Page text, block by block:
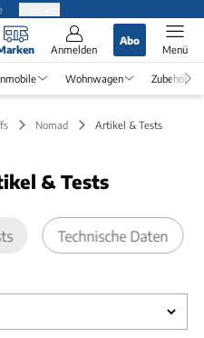
Anmelden
Abo
Menü
Wohnwagen Zubehör
Nomad Artikel & Tests
& Tests
Technische Daten